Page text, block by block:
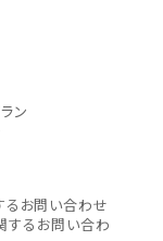
ン
お問い合わせ
するお問い合わ